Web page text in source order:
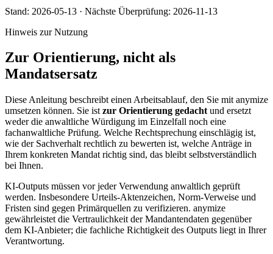
Stand: 2026-05-13 · Nächste Überprüfung: 2026-11-13
Hinweis zur Nutzung
Zur Orientierung, nicht als
Mandatsersatz
Diese Anleitung beschreibt einen Arbeitsablauf, den Sie mit anymize
umsetzen können. Sie ist zur Orientierung gedacht und ersetzt
weder die anwaltliche Würdigung im Einzelfall noch eine
fachanwaltliche Prüfung. Welche Rechtsprechung einschlägig ist,
wie der Sachverhalt rechtlich zu bewerten ist, welche Anträge in
Ihrem konkreten Mandat richtig sind, das bleibt selbstverständlich
bei Ihnen.
KI-Outputs müssen vor jeder Verwendung anwaltlich geprüft
werden. Insbesondere Urteils-Aktenzeichen, Norm-Verweise und
Fristen sind gegen Primärquellen zu verifizieren. anymize
gewährleistet die Vertraulichkeit der Mandantendaten gegenüber
dem KI-Anbieter; die fachliche Richtigkeit des Outputs liegt in Ihrer
Verantwortung.